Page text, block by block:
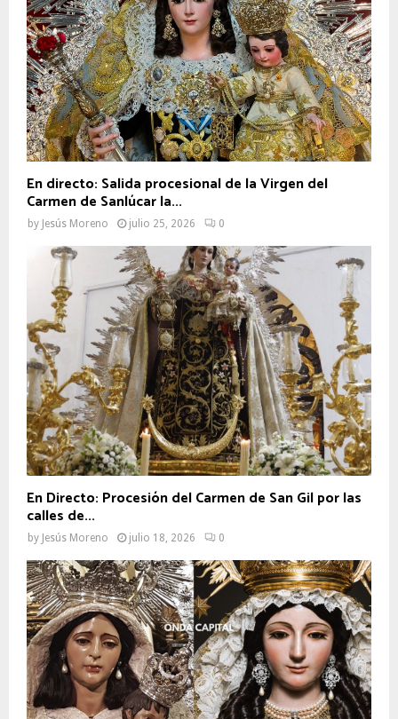
En directo: Salida procesional de la Virgen del
Carmen de Sanlúcar la...
by Jesús Moreno julio 25, 2026 0
En Directo: Procesión del Carmen de San Gil por las
calles de...
by Jesús Moreno julio 18, 2026 0